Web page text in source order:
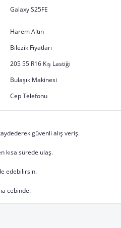
Galaxy S25FE
Harem Altın
Bilezik Fiyatları
205 55 R16 Kış Lastiği
Bulaşık Makinesi
Cep Telefonu
güvenli alış veriş.
kısa sürede ulaş.
edebilirsin.
cebinde.